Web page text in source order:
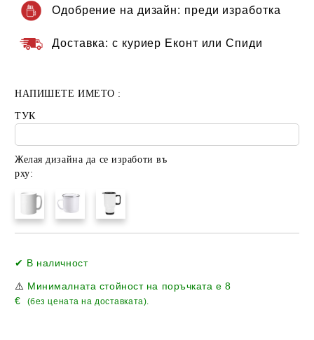
Одобрение на дизайн: преди изработка
Доставка: с куриер Еконт или Спиди
НАПИШЕТЕ ИМЕТО :
ТУК
Желая дизайна да се изработи въ
рху:
✔ В наличност
⚠️ Минималната стойност на поръчката е8
€
(без цената на доставката).